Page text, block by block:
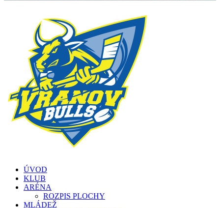
ÚVOD
KLUB
ARÉNA
ROZPIS PLOCHY
MLÁDEŽ